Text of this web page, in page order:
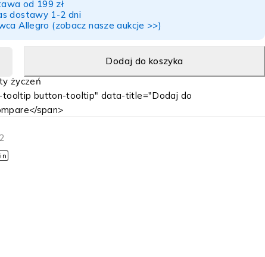
od 199 zł
dostawy 1-2 dni
Allegro (zobacz nasze aukcje >>)
Dodaj do koszyka
tooltip button-tooltip" data-title="Dodaj do
span>